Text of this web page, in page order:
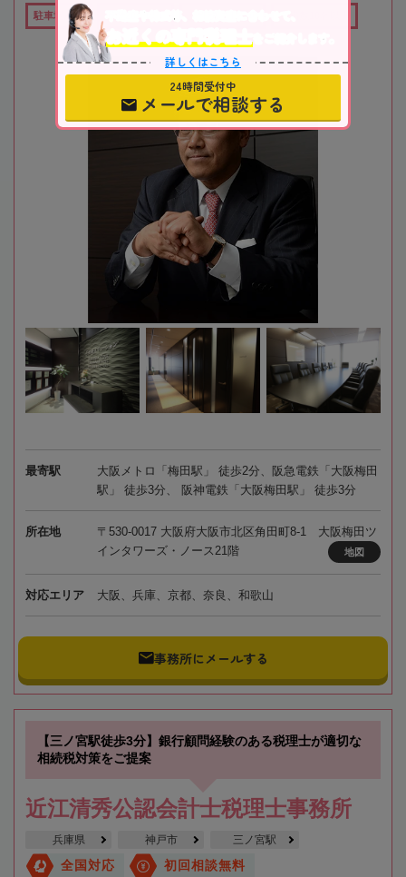
駐車場あり
最寄駅
大阪メトロ「梅田駅」 徒歩2分、阪急電鉄「大阪梅田
駅」 徒歩3分、 阪神電鉄「大阪梅田駅」 徒歩3分
所在地
〒530-0017 大阪府大阪市北区角田町8-1 大阪梅田ツ
インタワーズ・ノース21階
地図
対応エリア 大阪、兵庫、京都、奈良、和歌山
事務所にメールする
【三ノ宮駅徒歩3分】銀行顧問経験のある税理士が適切な
相続税対策をご提案
近江清秀公認会計士税理士事務所
兵庫県 神戸市 三ノ宮駅
全国対応 初回相談無料
不動産や株式等、相続資産に合わせて、
お近くの専門税理士
をご紹介します。
詳しくはこちら
24時間受付中
メールで相談する